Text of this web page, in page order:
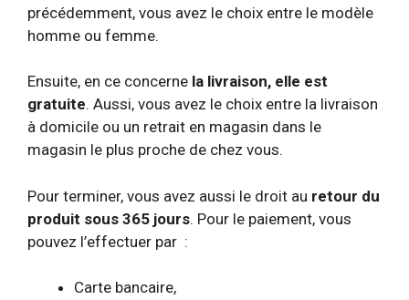
précédemment, vous avez le choix entre le modèle
homme ou femme.
Ensuite, en ce concerne la livraison, elle est
gratuite. Aussi, vous avez le choix entre la livraison
à domicile ou un retrait en magasin dans le
magasin le plus proche de chez vous.
Pour terminer, vous avez aussi le droit au retour du
produit sous 365 jours. Pour le paiement, vous
pouvez l’effectuer par :
Carte bancaire,